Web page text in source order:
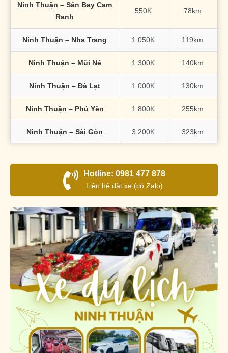
Ninh Thuận – Sân Bay Cam
Ranh
550K 78km
Ninh Thuận – Nha Trang 1.050K 119km
Ninh Thuận – Mũi Né 1.300K 140km
Ninh Thuận – Đà Lạt 1.000K 130km
Ninh Thuận – Phú Yên 1.800K 255km
Ninh Thuận – Sài Gòn 3.200K 323km
Hotline: 0981 477 878
Liện hệ đặt xe (có Zalo)